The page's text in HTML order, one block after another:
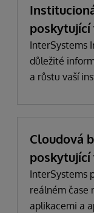
poskytující
InterSystems
důležité
a růstu vaší
Cloudová
poskytující
InterSystems
reálném čase
aplikacemi a